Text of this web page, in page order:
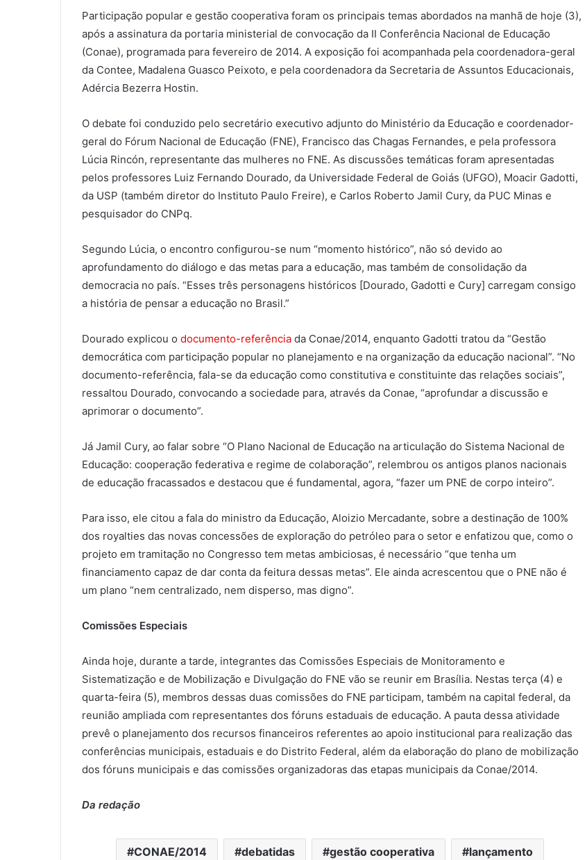
Participação popular e gestão cooperativa foram os principais temas abordados na manhã de hoje (3),
após a assinatura da portaria ministerial de convocação da II Conferência Nacional de Educação
(Conae), programada para fevereiro de 2014. A exposição foi acompanhada pela coordenadora-geral
da Contee, Madalena Guasco Peixoto, e pela coordenadora da Secretaria de Assuntos Educacionais,
Adércia Bezerra Hostin.
O debate foi conduzido pelo secretário executivo adjunto do Ministério da Educação e coordenador-
geral do Fórum Nacional de Educação (FNE), Francisco das Chagas Fernandes, e pela professora
Lúcia Rincón, representante das mulheres no FNE. As discussões temáticas foram apresentadas
pelos professores Luiz Fernando Dourado, da Universidade Federal de Goiás (UFGO), Moacir Gadotti,
da USP (também diretor do Instituto Paulo Freire), e Carlos Roberto Jamil Cury, da PUC Minas e
pesquisador do CNPq.
Segundo Lúcia, o encontro configurou-se num “momento histórico”, não só devido ao
aprofundamento do diálogo e das metas para a educação, mas também de consolidação da
democracia no país. “Esses três personagens históricos [Dourado, Gadotti e Cury] carregam consigo
a história de pensar a educação no Brasil.”
Dourado explicou o documento-referência da Conae/2014, enquanto Gadotti tratou da “Gestão
democrática com participação popular no planejamento e na organização da educação nacional”. “No
documento-referência, fala-se da educação como constitutiva e constituinte das relações sociais”,
ressaltou Dourado, convocando a sociedade para, através da Conae, “aprofundar a discussão e
aprimorar o documento”.
Já Jamil Cury, ao falar sobre “O Plano Nacional de Educação na articulação do Sistema Nacional de
Educação: cooperação federativa e regime de colaboração”, relembrou os antigos planos nacionais
de educação fracassados e destacou que é fundamental, agora, “fazer um PNE de corpo inteiro”.
Para isso, ele citou a fala do ministro da Educação, Aloizio Mercadante, sobre a destinação de 100%
dos royalties das novas concessões de exploração do petróleo para o setor e enfatizou que, como o
projeto em tramitação no Congresso tem metas ambiciosas, é necessário “que tenha um
financiamento capaz de dar conta da feitura dessas metas”. Ele ainda acrescentou que o PNE não é
um plano “nem centralizado, nem disperso, mas digno”.
Comissões Especiais
Ainda hoje, durante a tarde, integrantes das Comissões Especiais de Monitoramento e
Sistematização e de Mobilização e Divulgação do FNE vão se reunir em Brasília. Nestas terça (4) e
quarta-feira (5), membros dessas duas comissões do FNE participam, também na capital federal, da
reunião ampliada com representantes dos fóruns estaduais de educação. A pauta dessa atividade
prevê o planejamento dos recursos financeiros referentes ao apoio institucional para realização das
conferências municipais, estaduais e do Distrito Federal, além da elaboração do plano de mobilização
dos fóruns municipais e das comissões organizadoras das etapas municipais da Conae/2014.
Da redação
CONAE/2014 debatidas gestão cooperativa lançamento